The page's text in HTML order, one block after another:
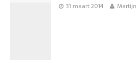
31 maart 2014 Martijn